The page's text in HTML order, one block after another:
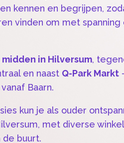
kennen en begrijpen,
vinden om met
midden in Hilversum,
en naast Q-Park Markt
Baarn.
kun je als ouder
met diverse
de buurt.